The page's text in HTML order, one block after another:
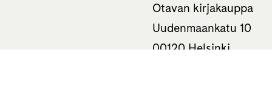
Otavan kirjakauppa
Uudenmaankatu 10
00120 Helsinki